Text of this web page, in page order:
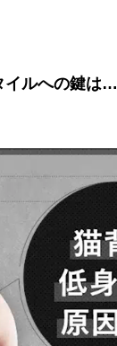
イルへの鍵は…